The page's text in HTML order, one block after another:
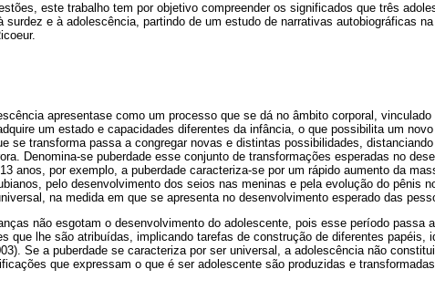
este trabalho tem por objetivo compreender os significados que três
surdez e à adolescência, partindo de um estudo de narrativas autobiográficas
apresentase como um processo que se dá no âmbito corporal,
um estado e capacidades diferentes da infância, o que possibilita um
se transforma passa a congregar novas e distintas possibilidades,
Denomina-se puberdade esse conjunto de transformações esperadas no
anos, por exemplo, a puberdade caracteriza-se por um rápido aumento da
pelo desenvolvimento dos seios nas meninas e pela evolução do pênis
na medida em que se apresenta no desenvolvimento esperado das
não esgotam o desenvolvimento do adolescente, pois esse período passa
que lhe são atribuídas, implicando tarefas de construção de diferentes papéis,
Se a puberdade se caracteriza por ser universal, a adolescência não constitui
que expressam o que é ser adolescente são produzidas e